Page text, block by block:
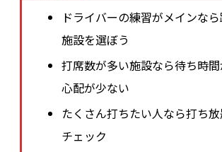
ドライバーの練習がメインな
施設を選ぼう
打席数が多い施設なら待ち時
心配が少ない
たくさん打ちたい人なら打ち
チェック